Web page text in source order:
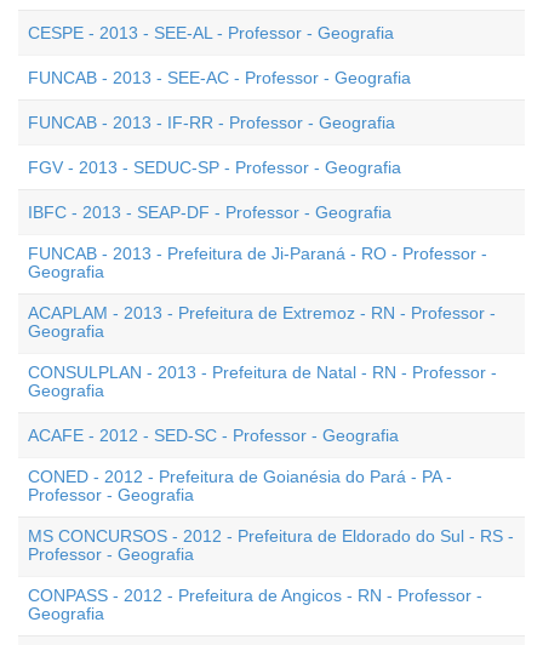
CESPE - 2013 - SEE-AL - Professor - Geografia
FUNCAB - 2013 - SEE-AC - Professor - Geografia
FUNCAB - 2013 - IF-RR - Professor - Geografia
FGV - 2013 - SEDUC-SP - Professor - Geografia
IBFC - 2013 - SEAP-DF - Professor - Geografia
FUNCAB - 2013 - Prefeitura de Ji-Paraná - RO - Professor -
Geografia
ACAPLAM - 2013 - Prefeitura de Extremoz - RN - Professor -
Geografia
CONSULPLAN - 2013 - Prefeitura de Natal - RN - Professor -
Geografia
ACAFE - 2012 - SED-SC - Professor - Geografia
CONED - 2012 - Prefeitura de Goianésia do Pará - PA -
Professor - Geografia
MS CONCURSOS - 2012 - Prefeitura de Eldorado do Sul - RS -
Professor - Geografia
CONPASS - 2012 - Prefeitura de Angicos - RN - Professor -
Geografia